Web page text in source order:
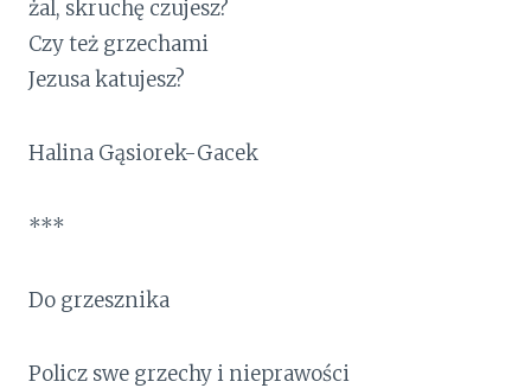
żal, skruchę czujesz?
Czy też grzechami
Jezusa katujesz?
Halina Gąsiorek-Gacek
***
Do grzesznika
Policz swe grzechy i nieprawości